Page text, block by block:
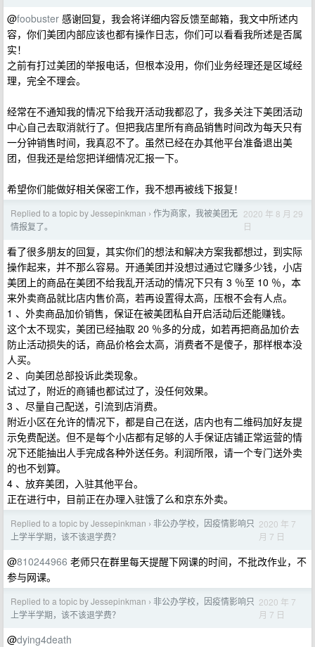
@foobuster 感谢回复，我会将详细内容反馈至邮箱，我文中所述内
容，你们美团内部应该也都有操作日志，你们可以看看我所述是否属
实！
之前有打过美团的举报电话，但根本没用，你们业务经理还是区域经
理，完全不理会。
经常在不通知我的情况下给我开活动我都忍了，我多关注下美团活动
中心自己去取消就行了。但把我店里所有商品销售时间改为每天只有
一分钟销售时间，我真忍不了。虽然已经在办其他平台准备退出美
团，但我还是给您把详细情况汇报一下。
希望你们能做好相关保密工作，我不想再被线下报复！
Replied to a topic by Jessepinkman › 作为商家，我被美团无
情报复了。
2020 年 8 月 29
日
看了很多朋友的回复，其实你们的想法和解决方案我都想过，到实际
操作起来，并不那么容易。开通美团并没想过通过它赚多少钱，小店
美团上的商品在美团不给我乱开活动的情况下只有 3 ％至 10 ％，本
来外卖商品就比店内售价高，若再设置得太高，压根不会有人点。
1 、外卖商品加价销售，保证在被美团私自开启活动后还能赚钱。
这个太不现实，美团已经抽取 20 ％多的分成，如若再把商品加价去
防止活动损失的话，商品价格会太高，消费者不是傻子，那样根本没
人买。
2 、向美团总部投诉此类现象。
试过了，附近的商铺也都试过了，没任何效果。
3 、尽量自己配送，引流到店消费。
附近小区在允许的情况下，都是自己在送，店内也有二维码加好友提
示免费配送。但不是每个小店都有足够的人手保证店铺正常运营的情
况下还能抽出人手完成各种外送任务。利润所限，请一个专门送外卖
的也不划算。
4 、放弃美团，入驻其他平台。
正在进行中，目前正在办理入驻饿了么和京东外卖。
Replied to a topic by Jessepinkman › 非公办学校，因疫情影响只
上学半学期，该不该退学费？
2020 年 7
月 7 日
@810244966 老师只在群里每天提醒下网课的时间，不批改作业，不
参与网课。
Replied to a topic by Jessepinkman › 非公办学校，因疫情影响只
上学半学期，该不该退学费？
2020 年 7
月 7 日
@dying4death